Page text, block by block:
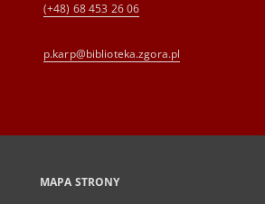
(+48) 68 453 26 06
p.karp@biblioteka.zgora.pl
MAPA STRONY